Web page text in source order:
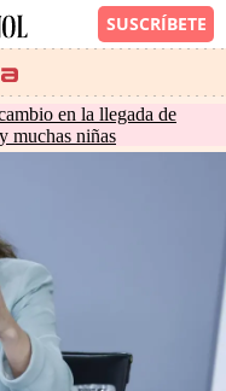
en la llegada de
muchas niñas